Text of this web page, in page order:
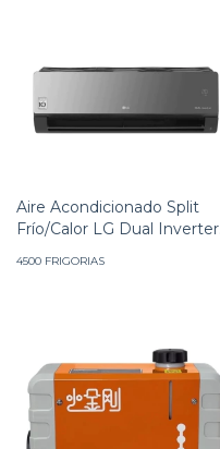
Aire Acondicionado Split
Frío/Calor LG Dual Inverter
4500 FRIGORIAS